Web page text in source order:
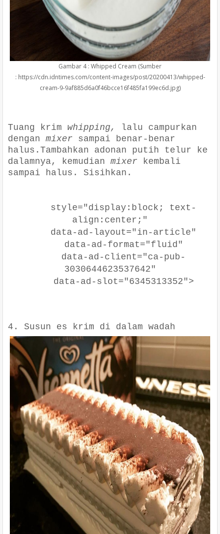
Gambar 4 : Whipped Cream (Sumber
: https://cdn.idntimes.com/content-images/post/20200413/whipped-
cream-9-9af885d6a0f46bcce16f485fa199ec6d.jpg)
Tuang krim whipping, lalu campurkan
dengan mixer sampai benar-benar
halus.Tambahkan adonan putih telur ke
dalamnya, kemudian mixer
kembali
sampai halus. Sisihkan.
style="display:block; text-
align:center;"
data-ad-layout="in-article"
data-ad-format="fluid"
data-ad-client="ca-pub-
3030644623537642"
data-ad-slot="6345313352">
4. Susun es krim di dalam wadah